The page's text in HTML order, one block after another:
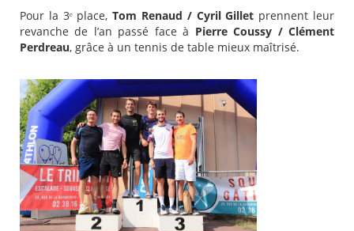
Pour la 3ᵉ place,Tom Renaud / Cyril Gillet prennent leur
revanche de l’an passé face à Pierre Coussy / Clément
Perdreau, grâce à un tennis de table mieux maîtrisé.